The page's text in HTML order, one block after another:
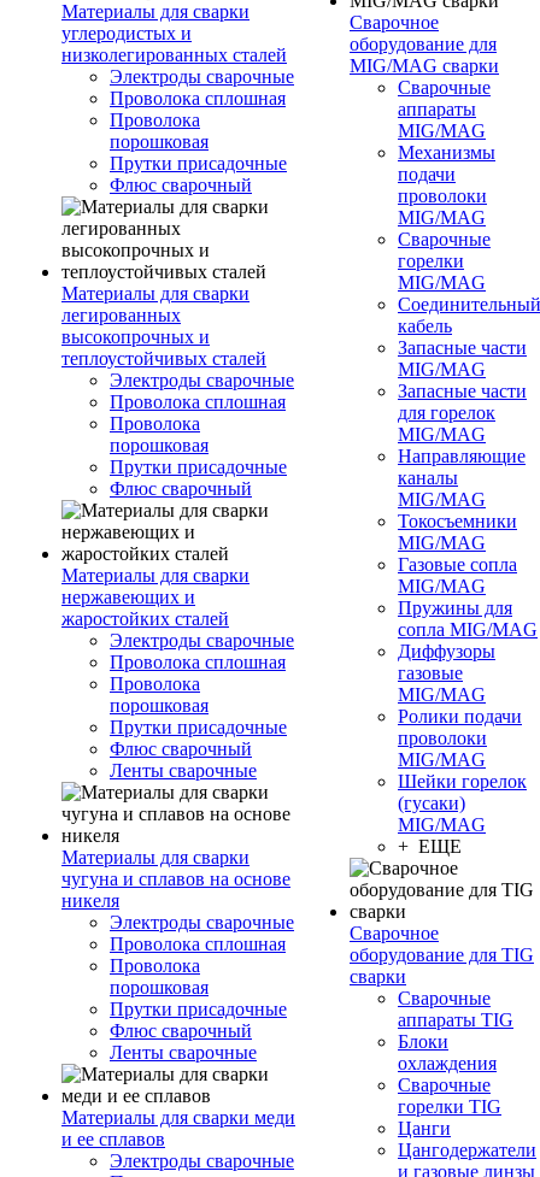
Материалы для сварки
углеродистых и
низколегированных сталей
Электроды сварочные
Проволока сплошная
Проволока
порошковая
Прутки присадочные
Флюс сварочный
Материалы для сварки
легированных
высокопрочных и
теплоустойчивых сталей
Электроды сварочные
Проволока сплошная
Проволока
порошковая
Прутки присадочные
Флюс сварочный
Материалы для сварки
нержавеющих и
жаростойких сталей
Электроды сварочные
Проволока сплошная
Проволока
порошковая
Прутки присадочные
Флюс сварочный
Ленты сварочные
Материалы для сварки
чугуна и сплавов на основе
никеля
Электроды сварочные
Проволока сплошная
Проволока
порошковая
Прутки присадочные
Флюс сварочный
Ленты сварочные
Материалы для сварки меди
и ее сплавов
Электроды сварочные
Сварочное
оборудование для
MIG/MAG сварки
Сварочные
аппараты
MIG/MAG
Механизмы
подачи
проволоки
MIG/MAG
Сварочные
горелки
MIG/MAG
Соединительный
кабель
Запасные части
MIG/MAG
Запасные части
для горелок
MIG/MAG
Направляющие
каналы
MIG/MAG
Токосъемники
MIG/MAG
Газовые сопла
MIG/MAG
Пружины для
сопла MIG/MAG
Диффузоры
газовые
MIG/MAG
Ролики подачи
проволоки
MIG/MAG
Шейки горелок
(гусаки)
MIG/MAG
+ ЕЩЕ
Сварочное
оборудование для TIG
сварки
Сварочные
аппараты TIG
Блоки
охлаждения
Сварочные
горелки TIG
Цанги
Цангодержатели
и газовые линзы